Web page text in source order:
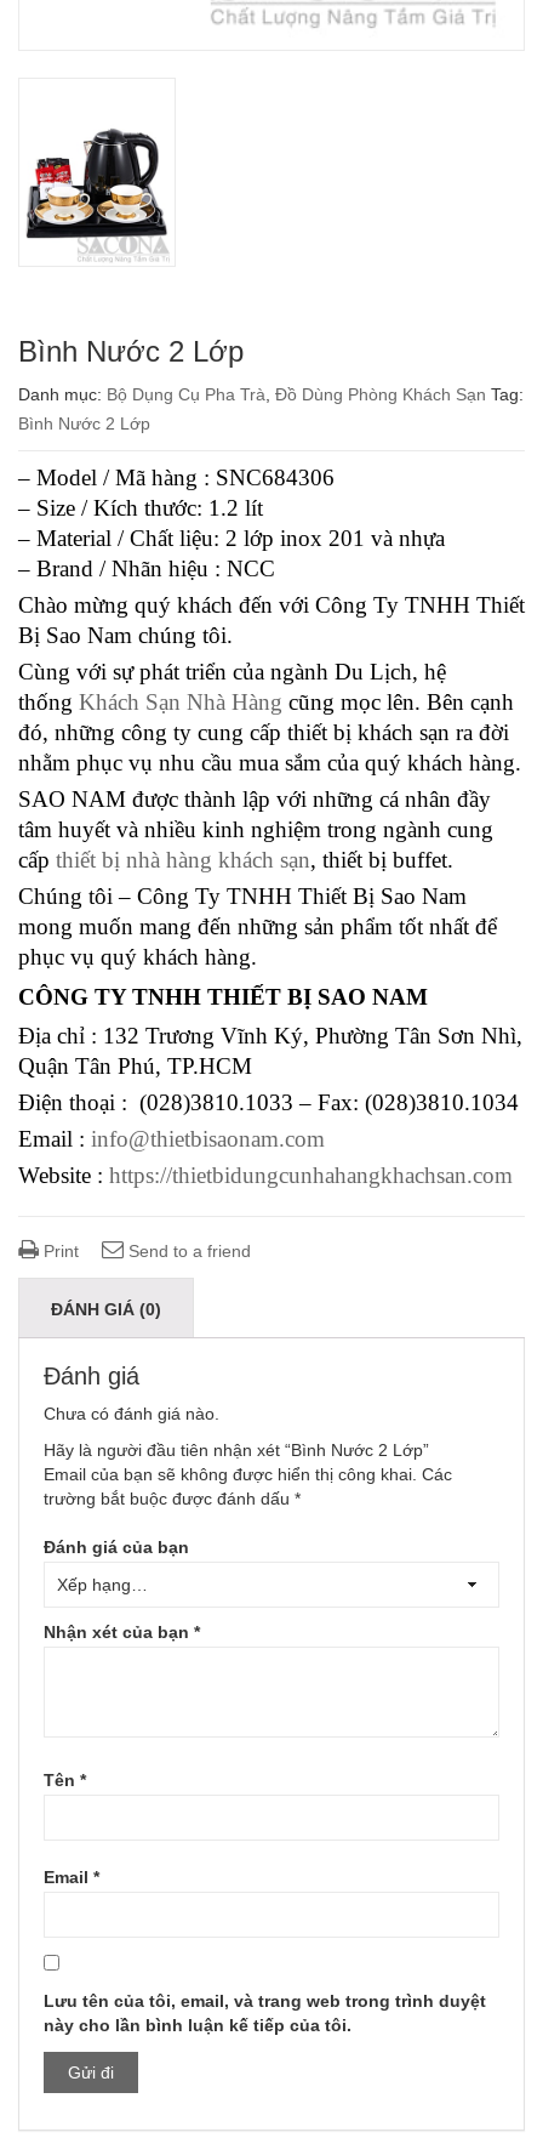
Bình Nước 2 Lớp
Danh mục: Bộ Dụng Cụ Pha Trà Đồ Dùng Phòng Khách Sạn Tag:
Bình Nước 2 Lớp
– Model / Mã hàng : SNC684306
– Size / Kích thước: 1.2 lít
– Material / Chất liệu: 2 lớp inox 201 và nhựa
– Brand / Nhãn hiệu : NCC
Chào mừng quý khách đến với Công Ty TNHH Thiết
Bị Sao Nam chúng tôi.
Cùng với sự phát triển của ngành Du Lịch, hệ
thống Khách Sạn Nhà Hàng cũng mọc lên. Bên cạnh
đó, những công ty cung cấp thiết bị khách sạn ra đời
nhằm phục vụ nhu cầu mua sắm của quý khách hàng.
SAO NAM được thành lập với những cá nhân đầy
tâm huyết và nhiều kinh nghiệm trong ngành cung
cấp thiết bị nhà hàng khách sạn, thiết bị buffet.
Chúng tôi – Công Ty TNHH Thiết Bị Sao Nam
mong muốn mang đến những sản phẩm tốt nhất để
phục vụ quý khách hàng.
CÔNG TY TNHH THIẾT BỊ SAO NAM
Địa chỉ : 132 Trương Vĩnh Ký, Phường Tân Sơn Nhì,
Quận Tân Phú, TP.HCM
Điện thoại : (028)3810.1033 – Fax: (028)3810.1034
Email : info@thietbisaonam.com
Website : https://thietbidungcunhahangkhachsan.com
Print Send to a friend
ĐÁNH GIÁ (0)
Đánh giá
Chưa có đánh giá nào.
Hãy là người đầu tiên nhận xét “Bình Nước 2 Lớp”
Email của bạn sẽ không được hiển thị công khai. Các
trường bắt buộc được đánh dấu *
Đánh giá của bạn
Nhận xét của bạn *
Tên *
Email *
Lưu tên của tôi, email, và trang web trong trình duyệt
này cho lần bình luận kế tiếp của tôi.